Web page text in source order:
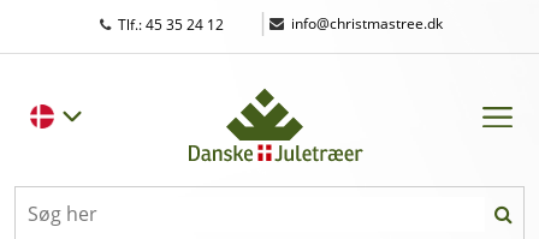
Tlf.: 45 35 24 12 | info@christmastree.dk